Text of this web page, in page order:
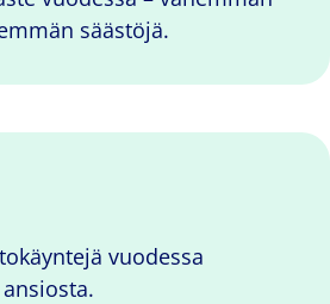
säästöjä.
vuodessa